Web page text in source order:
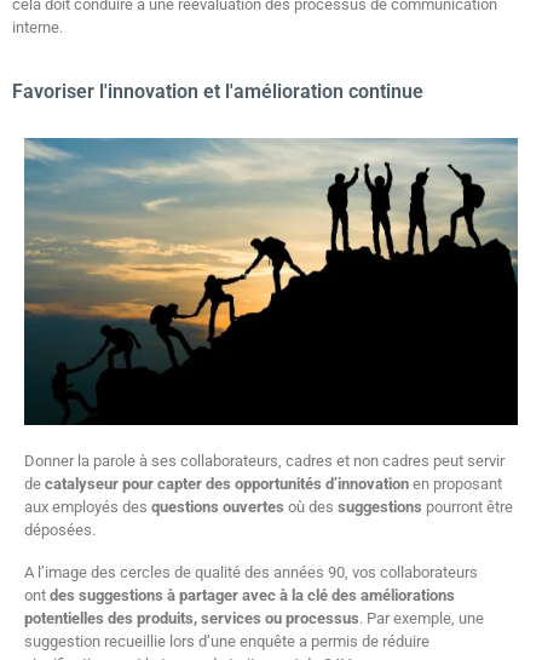
cela doit conduire à une réévaluation des processus de communication
interne.
Favoriser l'innovation et l'amélioration continue
Donner la parole à ses collaborateurs, cadres et non cadres peut servir
de catalyseur pour capter des opportunités d’innovation en proposant
aux employés des questions ouvertes où des suggestions pourront être
déposées.
A l’image des cercles de qualité des années 90, vos collaborateurs
ont des suggestions à partager avec à la clé des améliorations
potentielles des produits, services ou processus. Par exemple, une
suggestion recueillie lors d’une enquête a permis de réduire